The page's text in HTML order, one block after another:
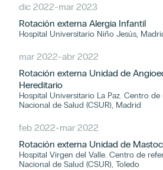
dic 2022-mar 2023
Rotación externa Alergia Infantil
Hospital Universitario Niño Jesús,
mar 2022-abr 2022
Rotación externa Unidad de
Hereditario
Hospital Universitario La Paz. Centro
Nacional de Salud (CSUR), Madrid
feb 2022-mar 2022
Rotación externa Unidad de
Hospital Virgen del Valle. Centro de
Nacional de Salud (CSUR), Toledo